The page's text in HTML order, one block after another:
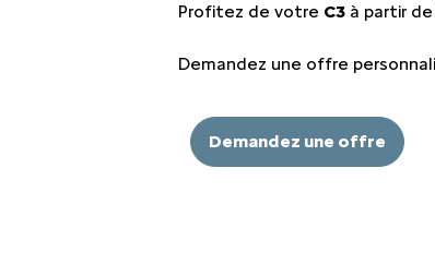
CONTACTEZ UN
INDEX ÉGALITÉ
Profitez de votre C3 à partir de
Demandez une offre
Demandez une offre